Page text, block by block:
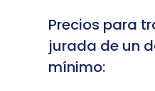
Precios para
jurada de un
mínimo: